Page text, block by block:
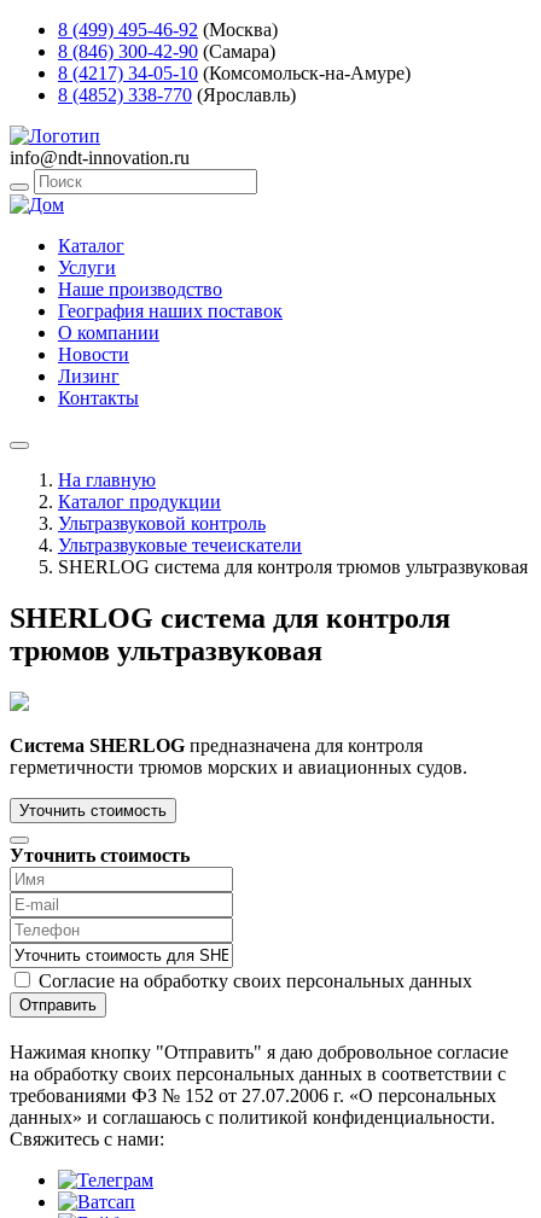
8 (499) 495-46-92 (Москва)
8 (846) 300-42-90 (Самара)
8 (4217) 34-05-10 (Комсомольск-на-Амуре)
8 (4852) 338-770 (Ярославль)
info@ndt-innovation.ru
Каталог
Услуги
Наше производство
География наших поставок
О компании
Новости
Лизинг
Контакты
На главную
Каталог продукции
Ультразвуковой контроль
Ультразвуковые течеискатели
SHERLOG система для контроля трюмов ультразвуковая
SHERLOG система для контроля
трюмов ультразвуковая
Система SHERLOG предназначена для контроля
герметичности трюмов морских и авиационных судов.
Уточнить стоимость
Уточнить стоимость
Согласие на обработку своих персональных данных
Отправить
Нажимая кнопку "Отправить" я даю добровольное согласие
на обработку своих персональных данных в соответствии с
требованиями ФЗ № 152 от 27.07.2006 г. «О персональных
данных» и соглашаюсь с политикой конфиденциальности.
Cвяжитесь с нами: